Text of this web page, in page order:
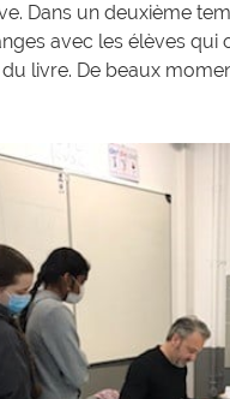
Dans un deuxième
avec les élèves
livre. De beaux